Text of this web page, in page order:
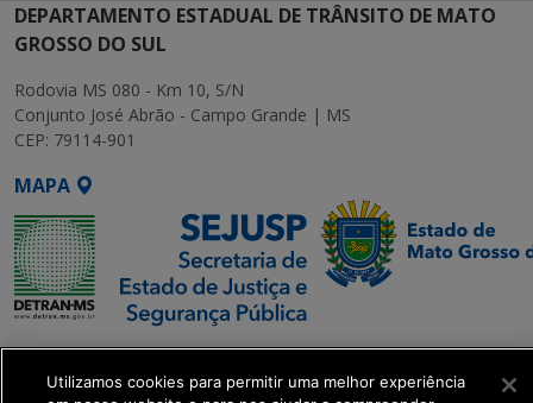
DEPARTAMENTO ESTADUAL DE TRÂNSITO DE MATO
GROSSO DO SUL
Rodovia MS 080 - Km 10, S/N
Conjunto José Abrão - Campo Grande | MS
CEP: 79114-901
MAPA
SETDIG | Secretaria-
Executiva de
Utilizamos cookies para permitir uma melhor experiência